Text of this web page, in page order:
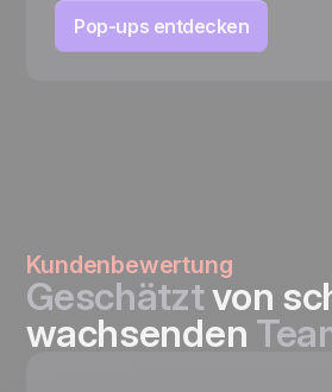
Pop-ups entdecken
Kundenbewertung
Geschätztvon
wachsenden